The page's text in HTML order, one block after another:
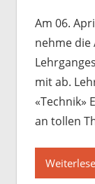
Am 06.
nehme die
mit ab.
«Technik»
an tollen